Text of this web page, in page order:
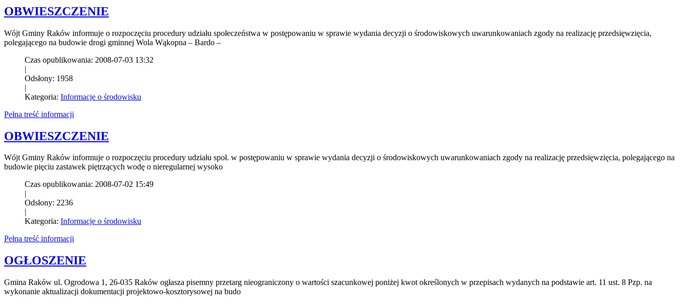
OBWIESZCZENIE
Wójt Gminy Raków informuje o rozpoczęciu procedury udziału społeczeństwa w postępowaniu w sprawie wydania decyzji o środowiskowych uwarunkowaniach zgody na realizację przedsięwzięcia,
polegającego na budowie drogi gminnej Wola Wąkopna – Bardo –
Czas opublikowania: 2008-07-03 13:32
|
Odsłony: 1958
|
Kategoria: Informacje o środowisku
Pełna treść informacji
OBWIESZCZENIE
Wójt Gminy Raków informuje o rozpoczęciu procedury udziału społ. w postępowaniu w sprawie wydania decyzji o środowiskowych uwarunkowaniach zgody na realizację przedsięwzięcia, polegającego na
budowie pięciu zastawek piętrzących wodę o nieregularnej wysoko
Czas opublikowania: 2008-07-02 15:49
|
Odsłony: 2236
|
Kategoria: Informacje o środowisku
Pełna treść informacji
OGŁOSZENIE
Gmina Raków ul. Ogrodowa 1, 26-035 Raków ogłasza pisemny przetarg nieograniczony o wartości szacunkowej poniżej kwot określonych w przepisach wydanych na podstawie art. 11 ust. 8 Pzp. na
wykonanie aktualizacji dokumentacji projektowo-kosztorysowej na budo